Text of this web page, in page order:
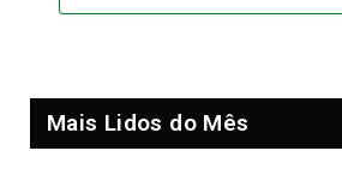
Mais Lidos do Mês